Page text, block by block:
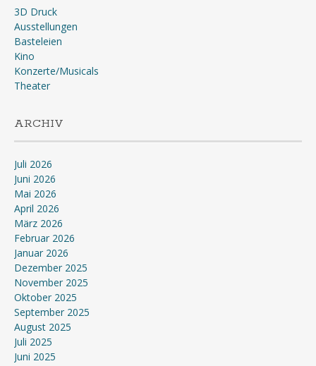
3D Druck
Ausstellungen
Basteleien
Kino
Konzerte/Musicals
Theater
ARCHIV
Juli 2026
Juni 2026
Mai 2026
April 2026
März 2026
Februar 2026
Januar 2026
Dezember 2025
November 2025
Oktober 2025
September 2025
August 2025
Juli 2025
Juni 2025